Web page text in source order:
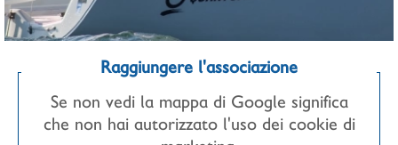
Se non vedi la mappa di Google significa
che non hai autorizzato l'uso dei cookie di
Raggiungere l'associazione